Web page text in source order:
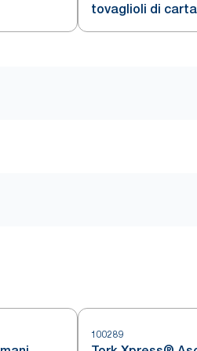
tovaglioli di
monouso,
100289